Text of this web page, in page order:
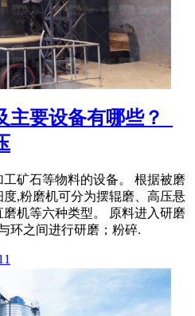
要设备有哪些？_
矿石等物料的设备。 根据被磨
,粉磨机可分为摆辊磨、高压悬
机等六种类型。 原料进入研磨
环之间进行研磨；粉碎.